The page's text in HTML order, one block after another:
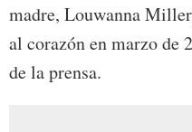
madre, Louwanna
al corazón en marzo de
de la prensa.